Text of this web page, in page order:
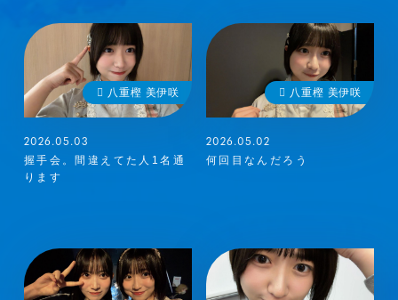
八重樫 美伊咲
2026.05.03
握手会。間違えてた人1名通
ります
八重樫 美伊咲
2026.05.02
何回目なんだろう